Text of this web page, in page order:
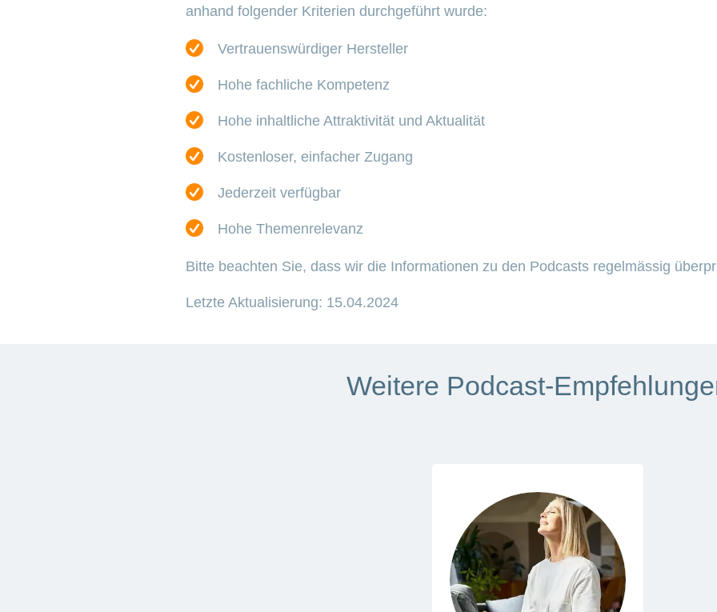
anhand folgender Kriterien durchgeführt wurde:
Vertrauenswürdiger Hersteller
Hohe fachliche Kompetenz
Hohe inhaltliche Attraktivität und Aktualität
Kostenloser, einfacher Zugang
Jederzeit verfügbar
Hohe Themenrelevanz
Bitte beachten Sie, dass wir die Informationen zu den Podcasts regelmässig
Letzte Aktualisierung: 15.04.2024
Weitere Podcast-